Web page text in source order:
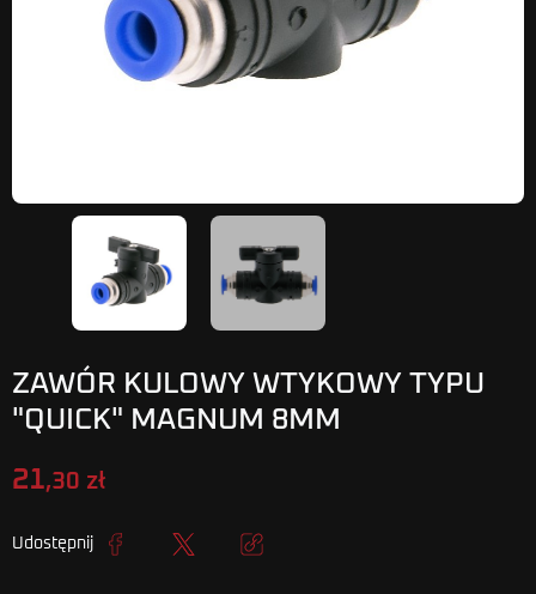
ZAWÓR KULOWY WTYKOWY TYPU
"QUICK" MAGNUM 8MM
21,30 zł
Udostępnij